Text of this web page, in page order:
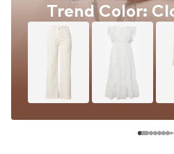
Trend Color: